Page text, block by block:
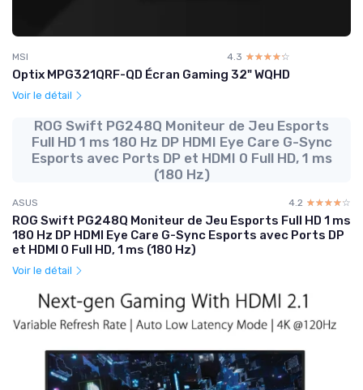
MSI 4.3 ☆☆☆☆☆
★★★★★
Optix MPG321QRF-QD Écran Gaming 32" WQHD
Voir le détail
ROG Swift PG248Q Moniteur de Jeu Esports
Full HD 1 ms 180 Hz DP HDMI Eye Care G-Sync
Esports avec Ports DP et HDMI 0 Full HD, 1 ms
(180 Hz)
ASUS 4.2 ☆☆☆☆☆
★★★★★
ROG Swift PG248Q Moniteur de Jeu Esports Full HD 1 ms
180 Hz DP HDMI Eye Care G-Sync Esports avec Ports DP
et HDMI 0 Full HD, 1 ms (180 Hz)
Voir le détail